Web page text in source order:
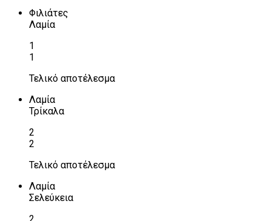
Φιλιάτες
Λαμία
1
1
Τελικό αποτέλεσμα
Λαμία
Τρίκαλα
2
2
Τελικό αποτέλεσμα
Λαμία
Σελεύκεια